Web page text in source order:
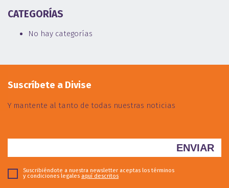
CATEGORÍAS
No hay categorías
Suscríbete a Divise
Y mantente al tanto de todas nuestras noticias
Suscribiéndote a nuestra newsletter aceptas los términos
y condiciones legales aquí descritos